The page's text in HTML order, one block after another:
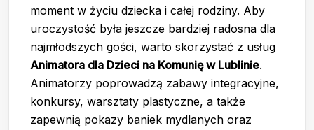
moment w życiu dziecka i całej rodziny. Aby
uroczystość była jeszcze bardziej radosna dla
najmłodszych gości, warto skorzystać z usług
Animatora dla Dzieci na Komunię w Lublinie.
Animatorzy poprowadzą zabawy integracyjne,
konkursy, warsztaty plastyczne, a także
zapewnią pokazy baniek mydlanych oraz